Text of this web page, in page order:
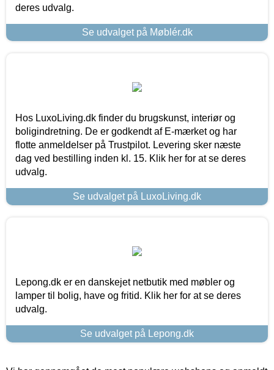
deres udvalg.
Se udvalget på Møblér.dk
Hos LuxoLiving.dk finder du brugskunst, interiør og
boligindretning. De er godkendt af E-mærket og har
flotte anmeldelser på Trustpilot. Levering sker næste
dag ved bestilling inden kl. 15. Klik her for at se deres
udvalg.
Se udvalget på LuxoLiving.dk
Lepong.dk er en danskejet netbutik med møbler og
lamper til bolig, have og fritid. Klik her for at se deres
udvalg.
Se udvalget på Lepong.dk